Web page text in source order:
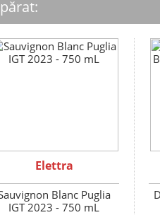
Elettra
Blanc Puglia
IGT 2023 - 750 mL